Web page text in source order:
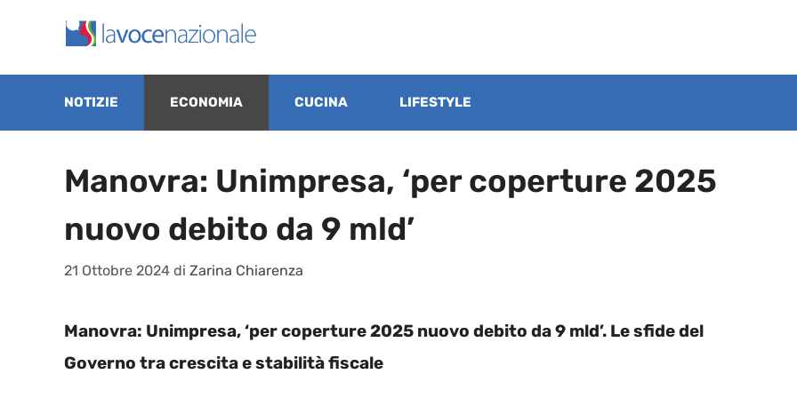
contenuto
NOTIZIE ECONOMIA CUCINA LIFESTYLE
Manovra: Unimpresa, ‘per coperture 2025
nuovo debito da 9 mld’
21 Ottobre 2024 di Zarina Chiarenza
Manovra: Unimpresa, ‘per coperture 2025 nuovo debito da 9 mld’. Le sfide del
Governo tra crescita e stabilità fiscale